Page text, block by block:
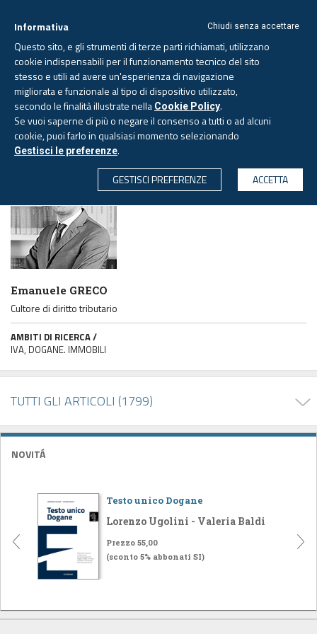
CERCA
Venerdì, 7 agosto 2026 - Aggiornato alle 6.00
PAGINA AUTORE
Emanuele GRECO
Cultore di diritto tributario
AMBITI DI RICERCA /
IVA, DOGANE. IMMOBILI
TUTTI GLI ARTICOLI (1799)
NOVITÁ
Testo unico Dogane
Lorenzo Ugolini - Valeria Baldi
Prezzo 55,00
(sconto 5% abbonati SI)
Chiudi senza accettare
Informativa
Questo sito, e gli strumenti di terze parti richiamati, utilizzano
cookie indispensabili per il funzionamento tecnico del sito
stesso e utili ad avere un'esperienza di navigazione
migliorata e funzionale al tipo di dispositivo utilizzato,
secondo le finalità illustrate nella Cookie Policy.
Se vuoi saperne di più o negare il consenso a tutti o ad alcuni
cookie, puoi farlo in qualsiasi momento selezionando
Gestisci le preferenze.
GESTISCI PREFERENZE
ACCETTA